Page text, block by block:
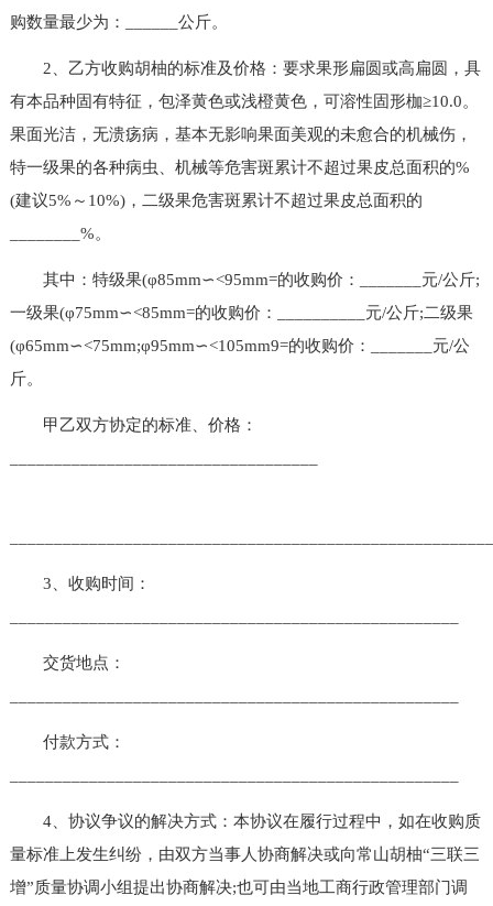
购数量最少为：______公斤。
2、乙方收购胡柚的标准及价格：要求果形扁圆或高扁圆，具
有本品种固有特征，包泽黄色或浅橙黄色，可溶性固形枷≥10.0。
果面光洁，无溃疡病，基本无影响果面美观的未愈合的机械伤，
特一级果的各种病虫、机械等危害斑累计不超过果皮总面积的%
(建议5%～10%)，二级果危害斑累计不超过果皮总面积的
________%。
其中：特级果(φ85mm∽<95mm=的收购价：_______元/公斤;
一级果(φ75mm∽<85mm=的收购价：__________元/公斤;二级果
(φ65mm∽<75mm;φ95mm∽<105mm9=的收购价：_______元/公
斤。
甲乙双方协定的标准、价格：
3、收购时间：
交货地点：
付款方式：
4、协议争议的解决方式：本协议在履行过程中，如在收购质
量标准上发生纠纷，由双方当事人协商解决或向常山胡柚“三联三
增”质量协调小组提出协商解决;也可由当地工商行政管理部门调